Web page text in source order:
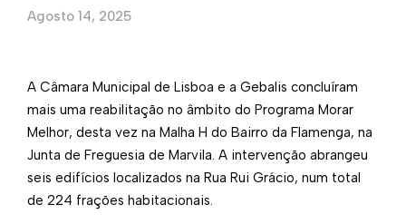
Agosto 14, 2025
A Câmara Municipal de Lisboa e a Gebalis concluíram
mais uma reabilitação no âmbito do Programa Morar
Melhor, desta vez na Malha H do Bairro da Flamenga, na
Junta de Freguesia de Marvila. A intervenção abrangeu
seis edifícios localizados na Rua Rui Grácio, num total
de 224 frações habitacionais.